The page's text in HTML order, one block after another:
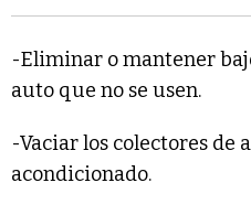
-Eliminar o mantener
auto que no se usen.
-Vaciar los colectores de
acondicionado.